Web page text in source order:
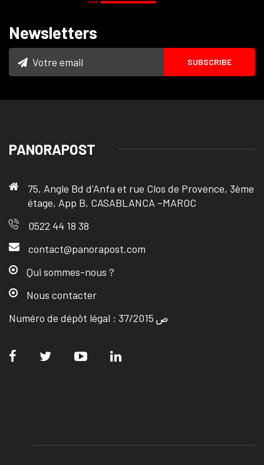
Newsletters
PANORAPOST
75, Angle Bd d'Anfa et rue Clos de Provence, 3ème
étage, App B, CASABLANCA –MAROC
0522 44 18 38
contact@panorapost.com
Qui sommes-nous ?
Nous contacter
Numéro de dépôt légal : ص 37/2015